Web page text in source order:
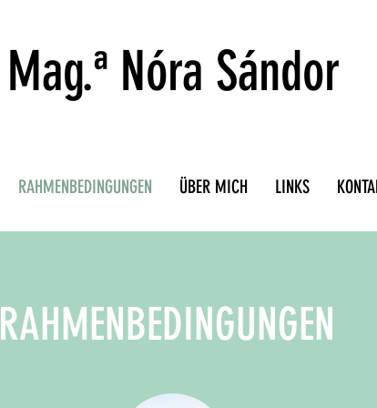
Mag.ª Nóra Sándor
RAHMENBEDINGUNGEN ÜBER MICH LINKS
RAHMENBEDINGUNGEN